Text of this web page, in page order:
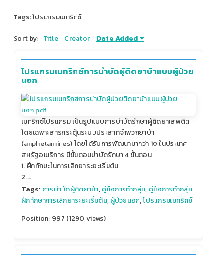
Tags: โปรแกรมเมทริกซ์
Sort by: Title Creator Date Added
โปรแกรมเมทริกซ์การบำบัดผู้ติดยาบ้าแบบผู้ป่วย
นอก
เมทริกซ์โปรแกรม เป็นรูปแบบการบำบัดรักษาผู้ติดยาเสพติด
โดยเฉพาะสารกระตุ้นระบบประสาทจำพวกยาบ้า
(anphetamines) โดยได้รับการพัฒนามากว่า 10 ในประเทศ
สหรัฐอเมริการ มีขั้นตอนบำบัดรักษา 4 ขั้นตอน
1. ฝีกทักษะในการเลิกยาระยะเริ่มต้น
2.…
Tags: การบำบัดผู้ติดยาบ้า,คู่มือการทำกลุ่ม, คู่มือการทำกลุ่ม
ฝึกทักษาการเลิกยาระยะเริ่มต้น, ผู้ป่วยนอก,โปรแกรมเมทริกซ์
Position: 997 (1290 views)